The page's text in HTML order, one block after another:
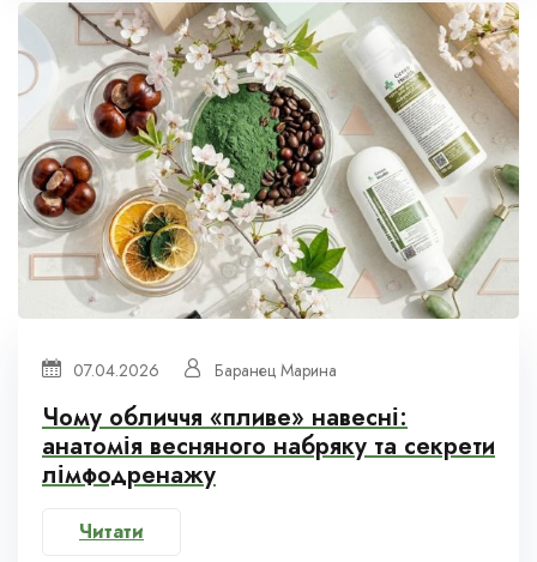
07.04.2026 Баранец Марина
Чому обличчя «пливе» навесні:
анатомія весняного набряку та секрети
лімфодренажу
Читати